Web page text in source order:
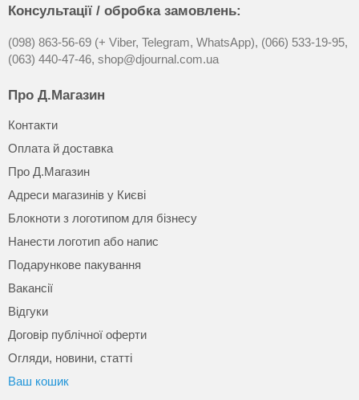
Консультації / обробка замовлень:
(098) 863-56-69 (+ Viber, Telegram, WhatsApp), (066) 533-19-95,
(063) 440-47-46, shop@djournal.com.ua
Про Д.Магазин
Контакти
Оплата й доставка
Про Д.Магазин
Адреси магазинів у Києві
Блокноти з логотипом для бізнесу
Нанести логотип або напис
Подарункове пакування
Вакансії
Відгуки
Договір публічної оферти
Огляди, новини, статті
Ваш кошик